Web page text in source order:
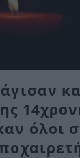
όλοι